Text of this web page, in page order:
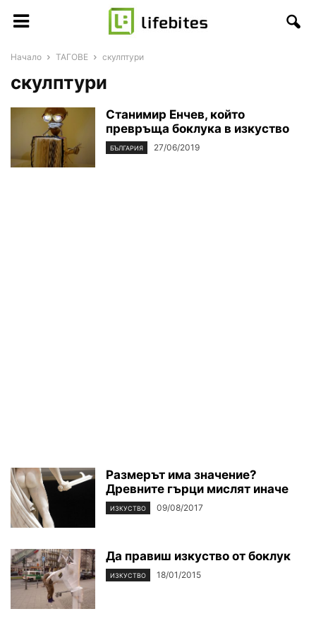
Начало ТАГОВЕ скулптури
скулптури
Станимир Енчев, който
превръща боклука в изкуство
БЪЛГАРИЯ 27/06/2019
Размерът има значение?
Древните гърци мислят иначе
ИЗКУСТВО 09/08/2017
Да правиш изкуство от боклук
ИЗКУСТВО 18/01/2015